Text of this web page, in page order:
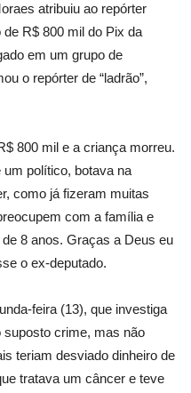
atribuiu ao repórter
R$ 800 mil do Pix da
em um grupo de
o repórter de “ladrão”,
800 mil e a criança morreu.
político, botava na
como já fizeram muitas
com a família e
8 anos. Graças a Deus eu
o ex-deputado.
feira (13), que investiga
crime, mas não
teriam desviado dinheiro de
tratava um câncer e teve